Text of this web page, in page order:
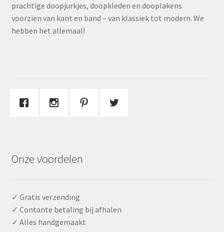
prachtige doopjurkjes, doopkleden en dooplakens
voorzien van kant en band – van klassiek tot modern. We
hebben het allemaal!
Onze voordelen
✓ Gratis verzending
✓ Contante betaling bij afhalen
✓ Alles handgemaakt